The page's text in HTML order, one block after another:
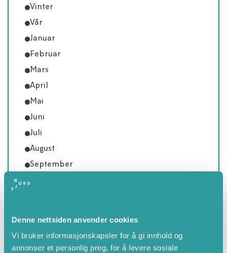
Denne nettsiden anvender cookies
Vi bruker informasjonskapsler for å gi innhold og
annonser et personlig preg, for å levere sosiale
Vinter
Vår
Januar
Februar
Mars
April
Mai
Juni
Juli
August
September